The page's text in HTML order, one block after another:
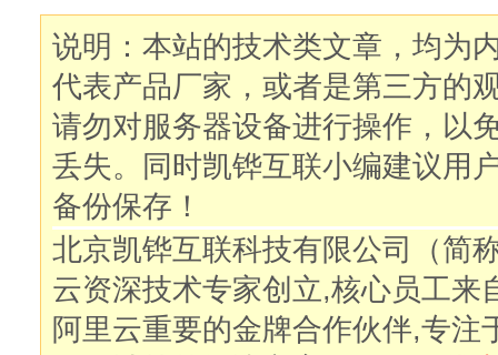
说明：本站的技术类文章，均为
代表产品厂家，或者是第三方的
请勿对服务器设备进行操作，以
丢失。同时凯铧互联小编建议用
备份保存！
北京凯铧互联科技有限公司（简
云资深技术专家创立,核心员工来
阿里云重要的金牌合作伙伴,专注